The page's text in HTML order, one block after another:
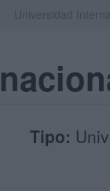
Tipo: